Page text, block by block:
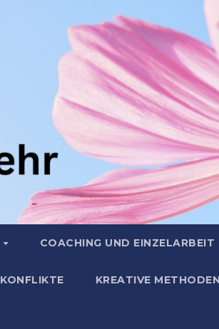
COACHING UND EINZELARBEIT
KONFLIKTE KREATIVE METHODEN